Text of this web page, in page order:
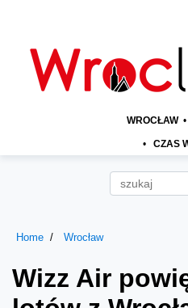
WROCŁAW •
• CZAS
Home Wrocław
Wizz Air